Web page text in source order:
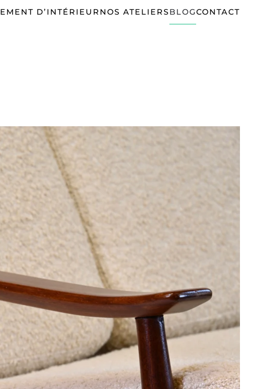
D’INTÉRIEUR NOS ATELIERSBLOGCONTACT